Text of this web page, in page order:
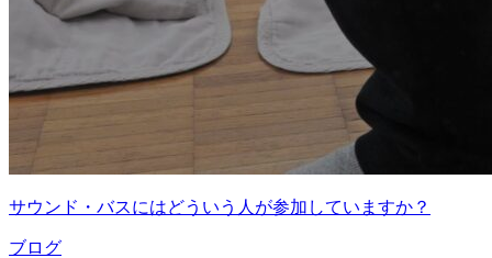
サウンド・バスにはどういう人が参加していますか？
ブログ